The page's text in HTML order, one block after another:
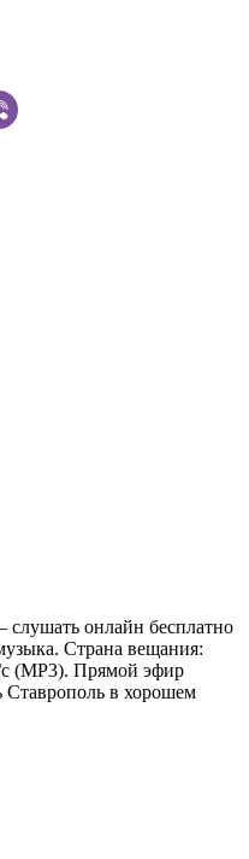
онлайн бесплатно
Страна вещания:
с (MP3). Прямой эфир
в хорошем